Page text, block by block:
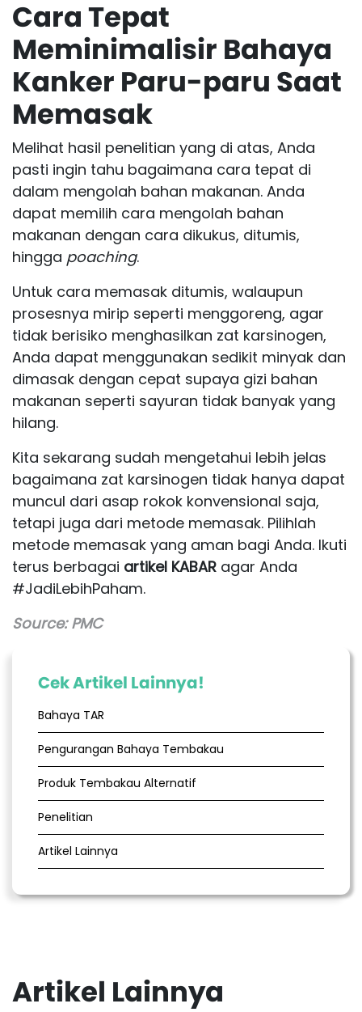
Cara Tepat
Meminimalisir Bahaya
Kanker Paru-paru Saat
Memasak
Melihat hasil penelitian yang di atas, Anda
pasti ingin tahu bagaimana cara tepat di
dalam mengolah bahan makanan. Anda
dapat memilih cara mengolah bahan
makanan dengan cara dikukus, ditumis,
hingga poaching.
Untuk cara memasak ditumis, walaupun
prosesnya mirip seperti menggoreng, agar
tidak berisiko menghasilkan zat karsinogen,
Anda dapat menggunakan sedikit minyak dan
dimasak dengan cepat supaya gizi bahan
makanan seperti sayuran tidak banyak yang
hilang.
Kita sekarang sudah mengetahui lebih jelas
bagaimana zat karsinogen tidak hanya dapat
muncul dari asap rokok konvensional saja,
tetapi juga dari metode memasak. Pilihlah
metode memasak yang aman bagi Anda. Ikuti
terus berbagai artikel KABAR agar Anda
#JadiLebihPaham.
Source:PMC
Cek Artikel Lainnya!
Bahaya TAR
Pengurangan Bahaya Tembakau
Produk Tembakau Alternatif
Penelitian
Artikel Lainnya
Artikel Lainnya